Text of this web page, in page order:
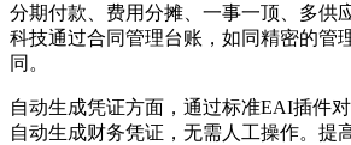
分期付款、费用分摊、一事一顶、多供
科技通过合同管理台账，如同精密的管
同。
自动生成凭证方面，通过标准EAI插件对
自动生成财务凭证，无需人工操作。提